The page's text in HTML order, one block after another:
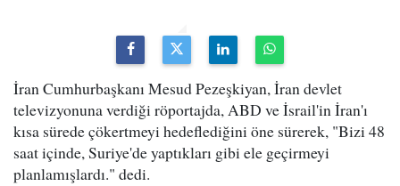
İran Cumhurbaşkanı Mesud Pezeşkiyan, İran devlet
televizyonuna verdiği röportajda, ABD ve İsrail'in İran'ı
kısa sürede çökertmeyi hedeflediğini öne sürerek, "Bizi 48
saat içinde, Suriye'de yaptıkları gibi ele geçirmeyi
planlamışlardı." dedi.